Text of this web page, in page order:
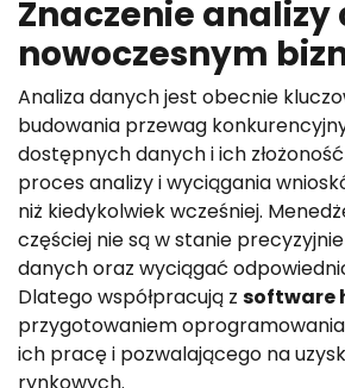
Znaczenie analizy
nowoczesnym
Analiza danych jest obecnie
budowania przewag
dostępnych danych i ich
proces analizy i wyciągania
niż kiedykolwiek wcześniej.
częściej nie są w stanie
danych oraz wyciągać
Dlatego współpracują z software
przygotowaniem
ich pracę i pozwalającego na